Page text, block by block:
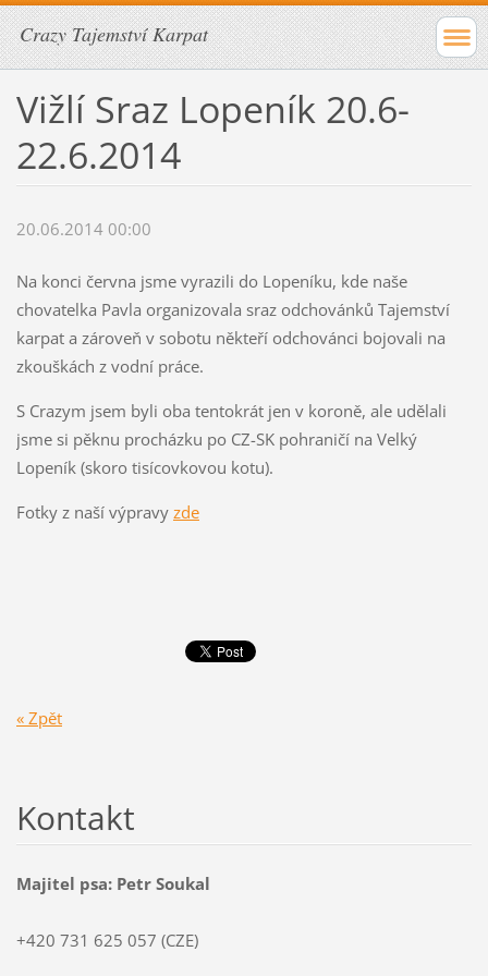
Crazy Tajemství Karpat
Vižlí Sraz Lopeník 20.6-
22.6.2014
20.06.2014 00:00
Na konci června jsme vyrazili do Lopeníku, kde naše
chovatelka Pavla organizovala sraz odchovánků Tajemství
karpat a zároveň v sobotu někteří odchovánci bojovali na
zkouškách z vodní práce.
S Crazym jsem byli oba tentokrát jen v koroně, ale udělali
jsme si pěknu procházku po CZ-SK pohraničí na Velký
Lopeník (skoro tisícovkovou kotu).
Fotky z naší výpravy zde
« Zpět
Kontakt
Majitel psa: Petr Soukal
+420 731 625 057 (CZE)